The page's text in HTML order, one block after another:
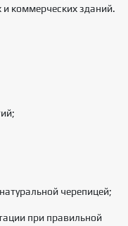
коммерческих зданий.
черепицей;
при правильной